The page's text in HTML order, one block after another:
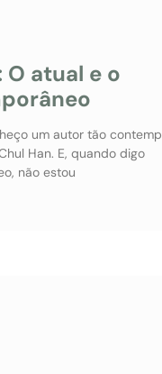
O atual e o
um autor tão
Han. E, quando digo
não estou